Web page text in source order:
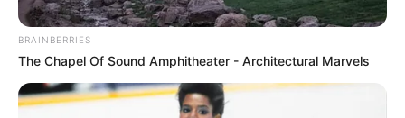
BRAINBERRIES
The Chapel Of Sound Amphitheater - Architectural Marvels